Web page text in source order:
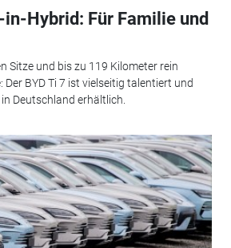
in-Hybrid: Für Familie und
Sitze und bis zu 119 Kilometer rein
Der BYD Ti 7 ist vielseitig talentiert und
Deutschland erhältlich.